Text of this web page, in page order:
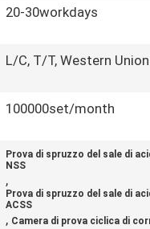
20-30workdays
L/C, T/T, Western Union
100000set/month
Prova di spruzzo del sale di
NSS
,
Prova di spruzzo del sale di
ACSS
, Camera di prova ciclica di